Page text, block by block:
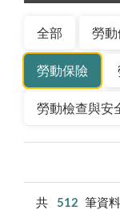
全部 勞動
勞動保險
勞動檢查與安
共 512 筆資